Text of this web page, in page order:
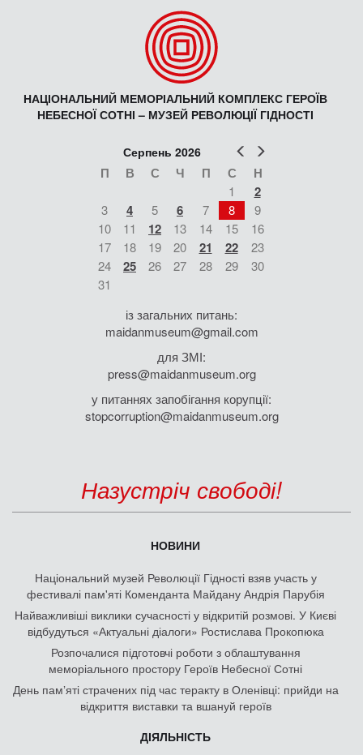
НАЦІОНАЛЬНИЙ МЕМОРІАЛЬНИЙ КОМПЛЕКС ГЕРОЇВ
НЕБЕСНОЇ СОТНІ – МУЗЕЙ РЕВОЛЮЦІЇ ГІДНОСТІ
Попер
Серпень 2026
П В С Ч П С Н
1 2
3 4 5 6 7 8
9
10
11 12 13 14 15
16
17
18 19 20 21 22
23
24
25 26 27 28 29
30
31
із загальних питань:
maidanmuseum@gmail.com
для ЗМІ:
press@maidanmuseum.org
у питаннях запобігання корупції:
stopcorruption@maidanmuseum.org
Назустріч свободі!
НОВИНИ
Національний музей Революції Гідності взяв участь у
фестивалі пам'яті Коменданта Майдану Андрія Парубія
Найважливіші виклики сучасності у відкритій розмові. У Києві
відбудуться «Актуальні діалоги» Ростислава Прокопюка
Розпочалися підготовчі роботи з облаштування
меморіального простору Героїв Небесної Сотні
День памʼяті страчених під час теракту в Оленівці: прийди на
відкриття виставки та вшануй героїв
ДІЯЛЬНІСТЬ